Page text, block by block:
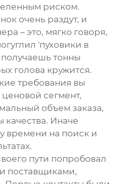
риском.
очень раздут, и
– это, мягко говоря,
'пуховики в
получаешь тонны
голова кружится.
требования вы
ценовой сегмент,
объем заказа,
качества. Иначе
времени на поиск и
пути попробовал
поставщиками,